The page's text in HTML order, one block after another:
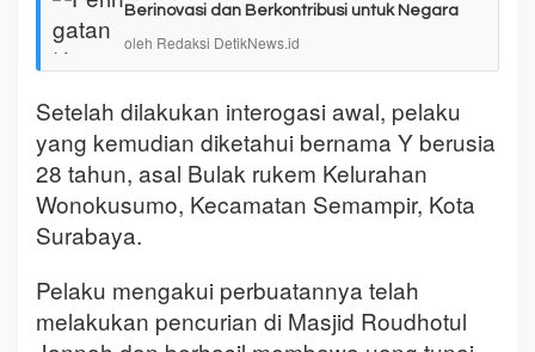
Berinovasi dan Berkontribusi untuk Negara
oleh Redaksi DetikNews.id
Setelah dilakukan interogasi awal, pelaku
yang kemudian diketahui bernama Y berusia
28 tahun, asal Bulak rukem Kelurahan
Wonokusumo, Kecamatan Semampir, Kota
Surabaya.
Pelaku mengakui perbuatannya telah
melakukan pencurian di Masjid Roudhotul